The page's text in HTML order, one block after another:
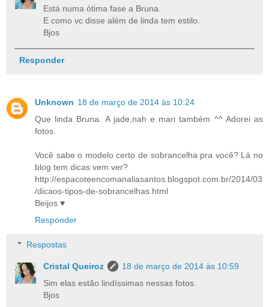
Está numa ótima fase a Bruna.
E como vc disse além de linda tem estilo.
Bjos
Responder
Unknown 18 de março de 2014 às 10:24
Que linda Bruna. A jade,nah e mari também ^^ Adorei as
fotos.
Você sabe o modelo certo de sobrancelha pra você? Lá no
blog tem dicas vem ver?
http://espacoteencomanaliasantos.blogspot.com.br/2014/03
/dicaos-tipos-de-sobrancelhas.html
Beijos ♥
Responder
Respostas
Cristal Queiroz
18 de março de 2014 às 10:59
Sim elas estão lindíssimas nessas fotos.
Bjos